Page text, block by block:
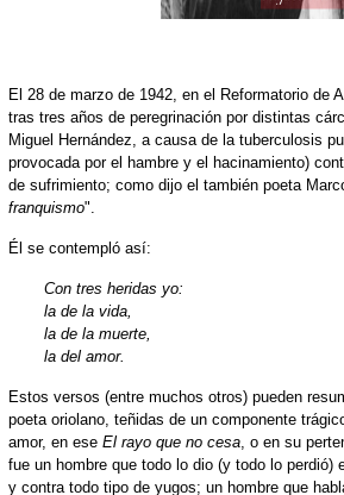
El 28 de marzo de 1942, en el Reformatorio de
tras tres años de peregrinación por distintas
Miguel Hernández, a causa de la tuberculosis
provocada por el hambre y el hacinamiento)
de sufrimiento; como dijo el también poeta
franquismo".
Él se contempló así:
Con tres heridas yo:
la de la vida,
la de la muerte,
la del amor.
Estos versos (entre muchos otros) pueden
poeta oriolano, teñidas de un componente
amor, en ese El rayo que no cesa, o en su
fue un hombre que todo lo dio (y todo lo perdió)
y contra todo tipo de yugos; un hombre que